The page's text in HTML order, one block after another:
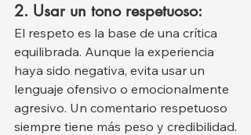
2. Usar un tono respetuoso:
El respeto es la base de una crítica
equilibrada. Aunque la experiencia
haya sido negativa, evita usar un
lenguaje ofensivo o emocionalmente
agresivo. Un comentario respetuoso
siempre tiene más peso y credibilidad.